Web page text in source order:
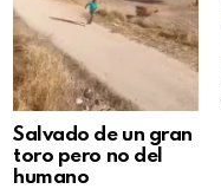
Salvado de un gran
toro pero no del
humano